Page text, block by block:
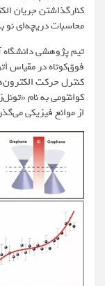
کنارگذاشتن جریان
محاسبات دریچه‌ای
تیم پژوهشی دانشگاه
فوق‌کوتاه در مقیاس
کنترل حرکت
کوانتومی به نام
از موانع فیزیکی